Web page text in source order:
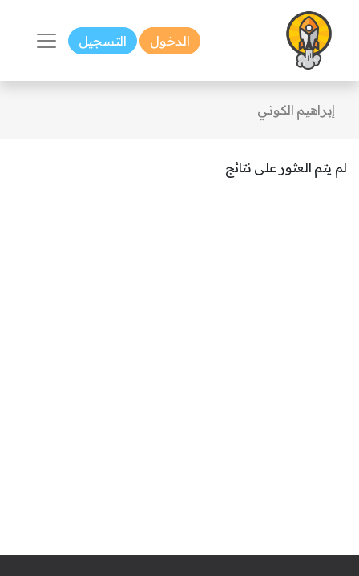
الدخول التسجيل
إبراهيم الكوني
لم يتم العثور على نتائج